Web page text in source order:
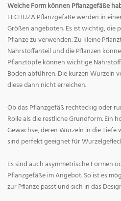
Welche Form können Pflanzgefäße
LECHUZA Pflanzgefäße werden in
Größen angeboten. Es ist wichtig, die
Pflanze zu verwenden. Zu kleine
Nährstoffanteil und die Pflanzen
Pflanztöpfe können wichtige
Boden abführen. Die kurzen Wurzeln
diese dann nicht erreichen.
Ob das Pflanzgefäß rechteckig oder
Rolle als die restliche Grundform. Ein
Gewächse, deren Wurzeln in die Tiefe
sind perfekt geeignet für
Es sind auch asymmetrische Formen
Pflanzgefäße im Angebot. So ist es
zur Pflanze passt und sich in das